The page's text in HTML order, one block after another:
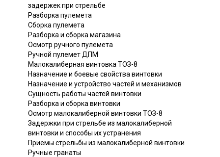
задержек при стрельбе
Разборка пулемета
Сборка пулемета
Разборка и сборка магазина
Осмотр ручного пулемета
Ручной пулемет ДПМ
Малокалиберная винтовка ТОЗ-8
Назначение и боевые свойства винтовки
Назначение и устройство частей и механизмов
Сущность работы частей винтовки
Разборка и сборка винтовки
Осмотр малокалиберной винтовки ТОЗ-8
Задержки при стрельбе из малокалиберной
винтовки и способы их устранения
Приемы стрельбы из малокалиберной винтовки
Ручные гранаты